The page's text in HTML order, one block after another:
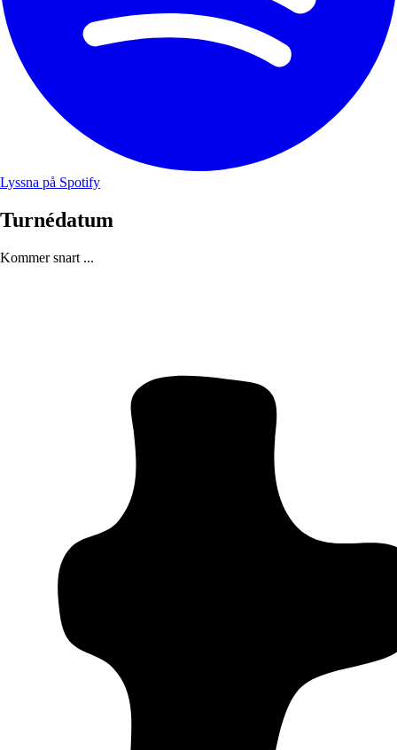
Lyssna på Spotify
Turnédatum
Kommer snart ...